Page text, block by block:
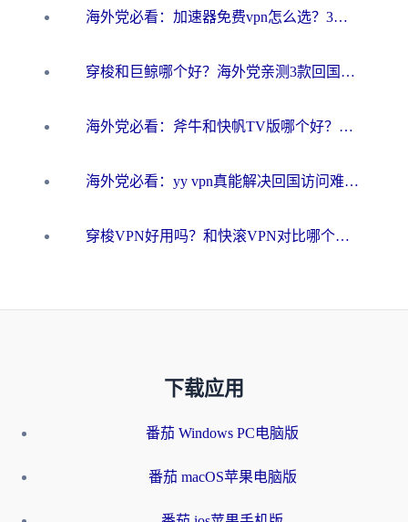
海外党必看：加速器免费vpn怎么选？3步教你无缝访问国内资源
穿梭和巨鲸哪个好？海外党亲测3款回国加速器，教你避开90%的坑
海外党必看：斧牛和快帆TV版哪个好？3分钟选对回国加速器，无缝刷B站、追热剧
海外党必看：yy vpn真能解决回国访问难题？附云极initap测评+免费方案对比
穿梭VPN好用吗？和快滚VPN对比哪个回国效果更好？海外党选回国加速器必看指南
下载应用
番茄 Windows PC电脑版
番茄 macOS苹果电脑版